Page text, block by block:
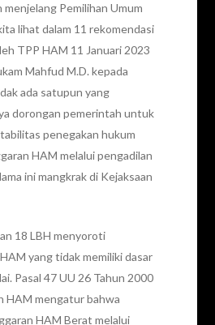
Pemilihan Umum
lihat dalam 11 rekomendasi
TPP HAM 11 Januari 2023
Mahfud M.D. kepada
ada satupun yang
dorongan pemerintah untuk
penegakan hukum
HAM melalui pengadilan
ini mangkrak di Kejaksaan
18 LBH menyoroti
yang tidak memiliki dasar
Pasal 47 UU 26 Tahun 2000
HAM mengatur bahwa
HAM Berat melalui